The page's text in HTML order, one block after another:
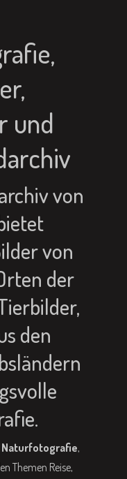
und
von
von
der
den
Naturfotografie,
Themen Reise,